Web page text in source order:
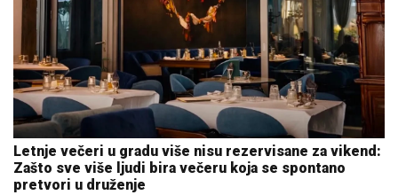
Letnje večeri u gradu više nisu rezervisane za vikend:
Zašto sve više ljudi bira večeru koja se spontano
pretvori u druženje